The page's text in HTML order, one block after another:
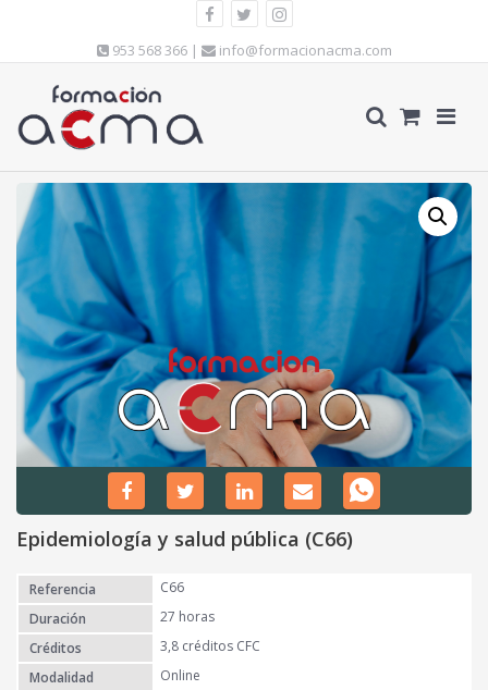
953 568 366 | info@formacionacma.com
Epidemiología y salud pública (C66)
Referencia
C66
Duración
27 horas
Créditos
3,8 créditos CFC
Modalidad
Online